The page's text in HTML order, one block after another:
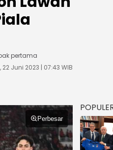
pertama
22 Juni 2023 | 07:43 WIB
Perbesar